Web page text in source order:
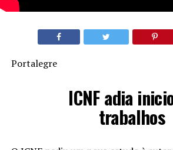
Portalegre
ICNF adia
trabalhos